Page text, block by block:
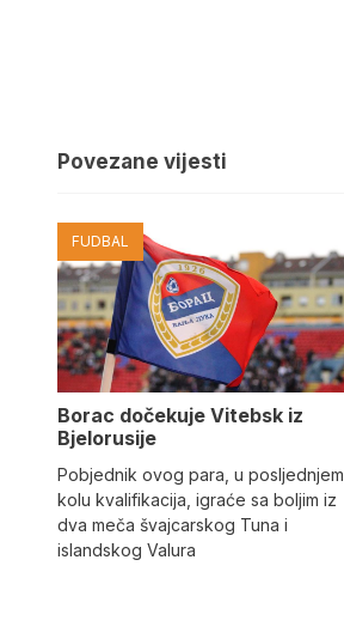
Povezane vijesti
FUDBAL
Borac dočekuje Vitebsk iz
Bjelorusije
Pobjednik ovog para, u posljednjem
kolu kvalifikacija, igraće sa boljim iz
dva meča švajcarskog Tuna i
islandskog Valura